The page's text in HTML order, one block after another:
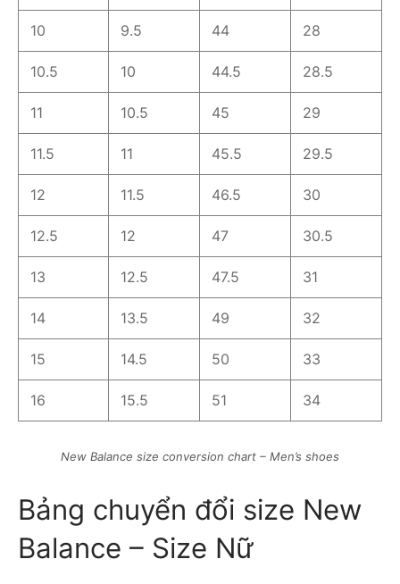
10 9.5 44 28
10.5 10 44.5 28.5
11 10.5 45 29
11.5 11 45.5 29.5
12 11.5 46.5 30
12.5 12 47 30.5
13 12.5 47.5 31
14 13.5 49 32
15 14.5 50 33
16 15.5 51 34
New Balance size conversion chart – Men’s shoes
Bảng chuyển đổi size New
Balance – Size Nữ